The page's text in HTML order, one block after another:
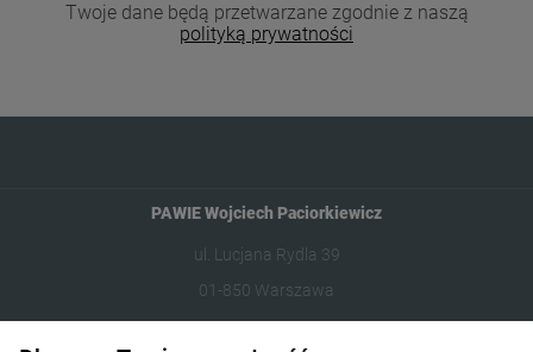
Twoje dane będą przetwarzane zgodnie z naszą
polityką prywatności
PAWIE Wojciech Paciorkiewicz
ul. Lucjana Rydla 39
01-850 Warszawa